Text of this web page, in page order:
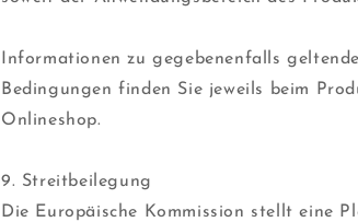
Informationen zu gegebenenfalls
Bedingungen finden Sie jeweils beim
Onlineshop.
9. Streitbeilegung
Die Europäische Kommission stellt eine